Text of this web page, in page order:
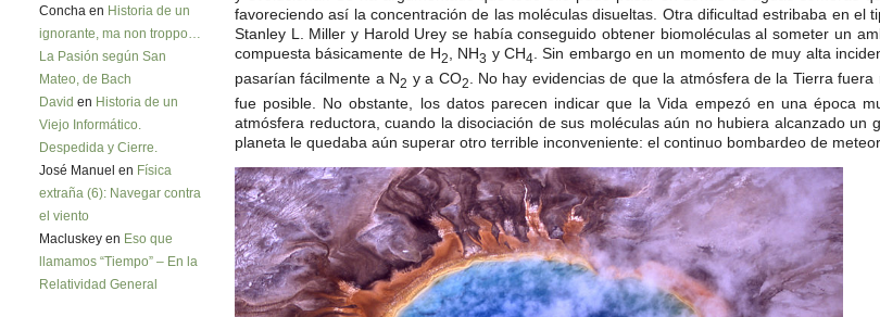
favoreciendo así la concentración de las moléculas disueltas. Otra dificultad estribaba en
Stanley L. Miller y Harold Urey se había conseguido obtener biomoléculas al someter un
compuesta básicamente de H2 , NH3 y CH4 . Sin embargo en un momento de muy alta
pasarían fácilmente a N2 y a CO2
. No hay evidencias de que la atmósfera de la Tierra
fue posible. No obstante, los datos parecen indicar que la Vida empezó en una época
atmósfera reductora, cuando la disociación de sus moléculas aún no hubiera alcanzado
planeta le quedaba aún superar otro terrible inconveniente: el continuo bombardeo de
Concha en Historia de un
ignorante, ma non troppo…
La Pasión según San
Mateo, de Bach
David en Historia de un
Viejo Informático.
Despedida y Cierre.
José Manuel en Física
extraña (6): Navegar contra
el viento
Macluskey en Eso que
llamamos “Tiempo” – En la
Relatividad General